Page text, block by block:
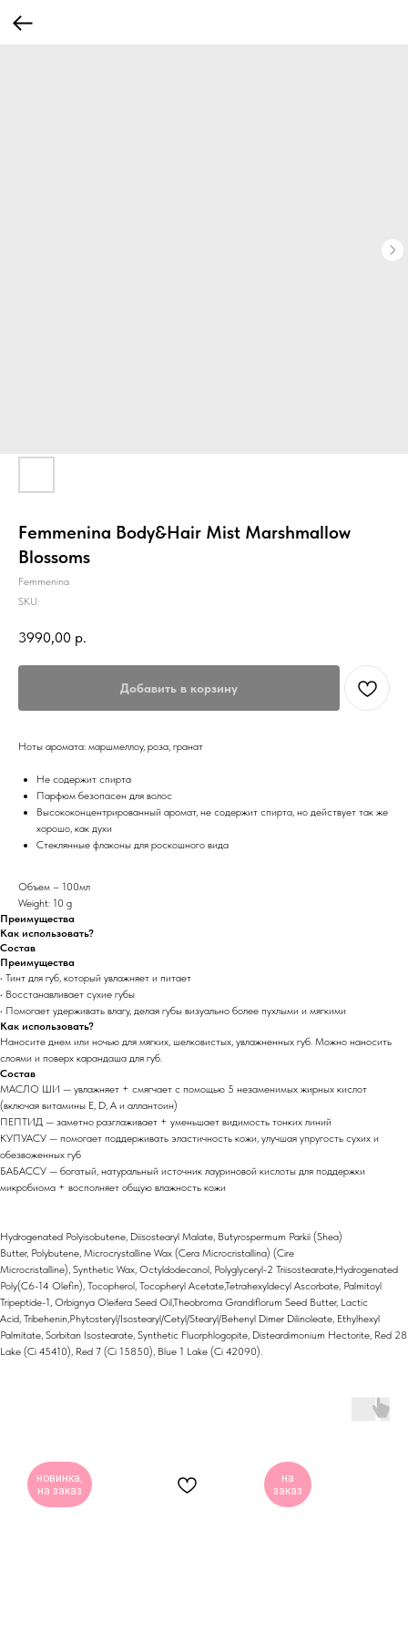
Femmenina Body&Hair Mist Marshmallow
Blossoms
Femmenina
SKU:
3990,00 р.
Добавить в корзину
Ноты аромата: маршмеллоу, роза, гранат
Не содержит спирта
Парфюм безопасен для волос
Высококонцентрированный аромат, не содержит спирта, но действует так же
хорошо, как духи
Стеклянные флаконы для роскошного вида
Объем – 100мл
Weight: 10 g
Преимущества
Как использовать?
Состав
Преимущества
• Тинт для губ, который увлажняет и питает
• Восстанавливает сухие губы
• Помогает удерживать влагу, делая губы визуально более пухлыми и мягкими
Как использовать?
Наносите днем ​​или ночью для мягких, шелковистых, увлажненных губ. Можно наносить
слоями и поверх карандаша для губ.
Состав
МАСЛО ШИ — увлажняет + смягчает с помощью 5 незаменимых жирных кислот
(включая витамины E, D, A и аллантоин)
ПЕПТИД — заметно разглаживает + уменьшает видимость тонких линий
КУПУАСУ — помогает поддерживать эластичность кожи, улучшая упругость сухих и
обезвоженных губ
БАБАССУ — богатый, натуральный источник лауриновой кислоты для поддержки
микробиома + восполняет общую влажность кожи
Hydrogenated Polyisobutene, Diisostearyl Malate, Butyrospermum Parkii (Shea)
Butter, Polybutene, Microcrystalline Wax (Cera Microcristallina) (Cire
Microcristalline), Synthetic Wax, Octyldodecanol, Polyglyceryl-2 Triisostearate,Hydrogenated
Poly(C6-14 Olefin), Tocopherol, Tocopheryl Acetate,Tetrahexyldecyl Ascorbate, Palmitoyl
Tripeptide-1, Orbignya Oleifera Seed Oil,Theobroma Grandiflorum Seed Butter, Lactic
Acid, Tribehenin,Phytosteryl/Isostearyl/Cetyl/Stearyl/Behenyl Dimer Dilinoleate, Ethylhexyl
Palmitate, Sorbitan Isostearate, Synthetic Fluorphlogopite, Disteardimonium Hectorite, Red 28
Lake (Ci 45410), Red 7 (Ci 15850), Blue 1 Lake (Ci 42090).
новинка,
на заказ
на
заказ